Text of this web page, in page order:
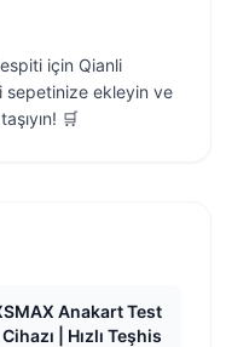
için Qianli
sepetinize ekleyin ve
🛒
Anakart Test
Cihazı | Hızlı Teşhis